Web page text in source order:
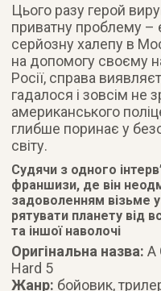
Цього разу герой
приватну проблему –
серйозну халепу в
на допомогу своєму
Росії, справа
гадалося і зовсім не
американського
глибше поринає у
світу.
Судячи з одного
франшизи, де він
задоволенням візьме
рятувати планету від
та іншої наволочі
Оригінальна назва:A
Hard 5
Жанр: бойовик,